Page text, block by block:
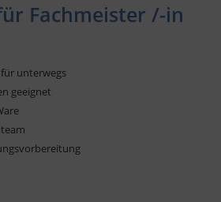
Fachmeister /-in
unterwegs
geeignet